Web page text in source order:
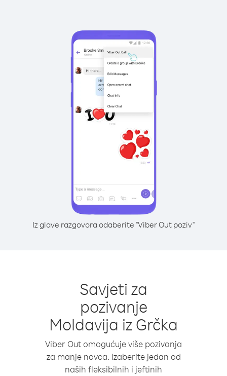
Iz glave razgovora odaberite "Viber Out poziv"
Savjeti za
pozivanje
Moldavija iz Grčka
Viber Out omogućuje više pozivanja
za manje novca. Izaberite jedan od
naših fleksibilnih i jeftinih